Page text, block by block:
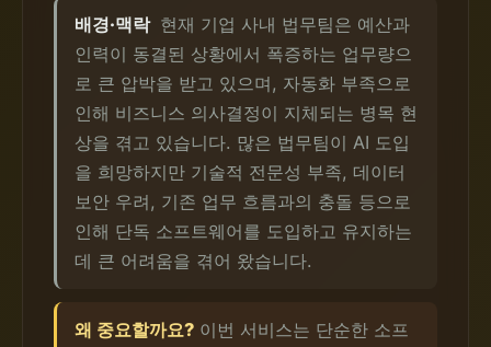
배경·맥락 현재 기업 사내 법무팀은 예산과
인력이 동결된 상황에서 폭증하는 업무량으
로 큰 압박을 받고 있으며, 자동화 부족으로
인해 비즈니스 의사결정이 지체되는 병목 현
상을 겪고 있습니다. 많은 법무팀이 AI 도입
을 희망하지만 기술적 전문성 부족, 데이터
보안 우려, 기존 업무 흐름과의 충돌 등으로
인해 단독 소프트웨어를 도입하고 유지하는
데 큰 어려움을 겪어 왔습니다.
왜 중요할까요? 이번 서비스는 단순한 소프